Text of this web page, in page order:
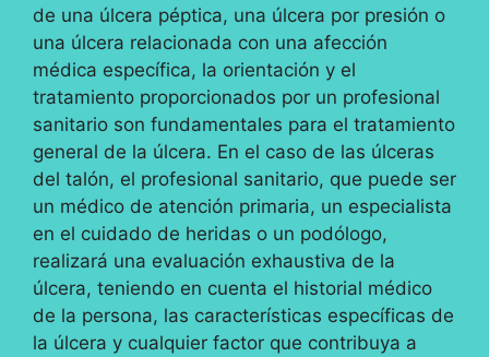
de una úlcera péptica, una úlcera por presión o
una úlcera relacionada con una afección
médica específica, la orientación y el
tratamiento proporcionados por un profesional
sanitario son fundamentales para el tratamiento
general de la úlcera. En el caso de las úlceras
del talón, el profesional sanitario, que puede ser
un médico de atención primaria, un especialista
en el cuidado de heridas o un podólogo,
realizará una evaluación exhaustiva de la
úlcera, teniendo en cuenta el historial médico
de la persona, las características específicas de
la úlcera y cualquier factor que contribuya a